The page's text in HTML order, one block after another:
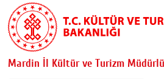
Mardin İl Kültür ve Turizm